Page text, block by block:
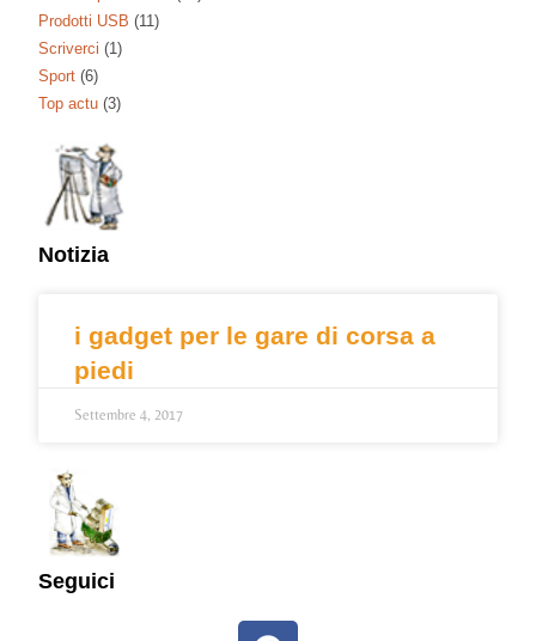
Prodotti USB (11)
Scriverci (1)
Sport (6)
Top actu (3)
Notizia
i gadget per le gare di corsa a
piedi
Settembre 4, 2017
Seguici